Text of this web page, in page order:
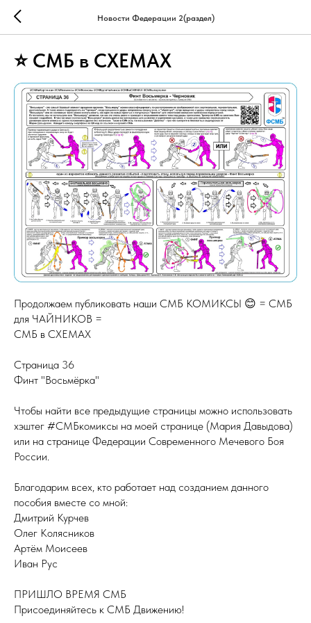
Новости Федерации 2(раздел)
⭐ СМБ в СХЕМАХ
Продолжаем публиковать наши СМБ КОМИКСЫ 😊 = СМБ
для ЧАЙНИКОВ =
СМБ в СХЕМАХ
Страница 36
Финт "Восьмёрка"
Чтобы найти все предыдущие страницы можно использовать
хэштег #СМБкомиксы на моей странице (Мария Давыдова)
или на странице Федерации Современного Мечевого Боя
России.
Благодарим всех, кто работает над созданием данного
пособия вместе со мной:
Дмитрий Курчев
Олег Колясников
Артём Моисеев
Иван Рус
ПРИШЛО ВРЕМЯ СМБ
Присоединяйтесь к СМБ Движению!